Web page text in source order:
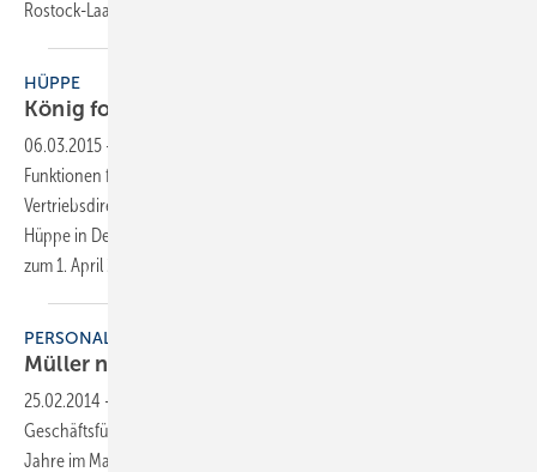
Rostock-Laage statt. Vorher führte er in seiner
HÜPPE
König folgt auf
06.03.2015 -
Funktionen für Hüppe tätig war, zieht es Peter Müller, den amtierenden
Vertriebsdirektor Westeuropa und langjährig Verantwortlichen für
Hüppe in Deutschland, in die Selbstständigkeit. Seine Nachfolge tritt
zum 1. April 2015 Tammo König
PERSONALIE
Müller neuer Geschäftsführer bei
25.02.2014 -
Geschäftsführer des Hallenheizungsherstellers. Müller war zuvor 18
Jahre im Management von Vaillant in unterschiedlichen Bereichen